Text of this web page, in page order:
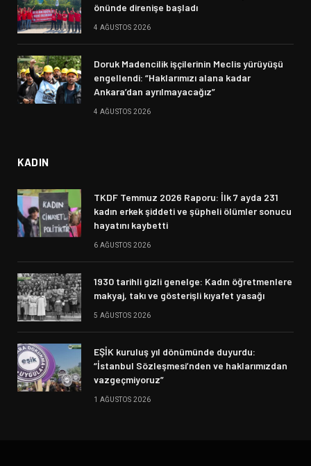
önünde direnişe başladı
4 AĞUSTOS 2026
Doruk Madencilik işçilerinin Meclis yürüyüşü
engellendi: “Haklarımızı alana kadar
Ankara’dan ayrılmayacağız”
4 AĞUSTOS 2026
KADIN
TKDF Temmuz 2026 Raporu: İlk 7 ayda 231
kadın erkek şiddeti ve şüpheli ölümler sonucu
hayatını kaybetti
6 AĞUSTOS 2026
1930 tarihli gizli genelge: Kadın öğretmenlere
makyaj, takı ve gösterişli kıyafet yasağı
5 AĞUSTOS 2026
EŞİK kuruluş yıl dönümünde duyurdu:
“İstanbul Sözleşmesi’nden ve haklarımızdan
vazgeçmiyoruz”
1 AĞUSTOS 2026